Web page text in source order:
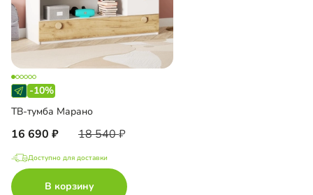
-10%
ТВ-тумба Марано
16 690 18 540
Доступно для доставки
В корзину